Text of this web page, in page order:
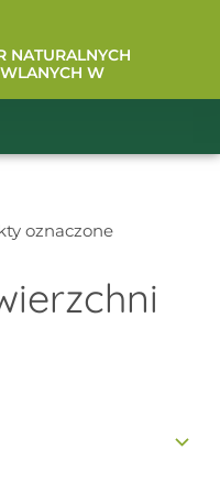
NATURALNYCH
W
oznaczone